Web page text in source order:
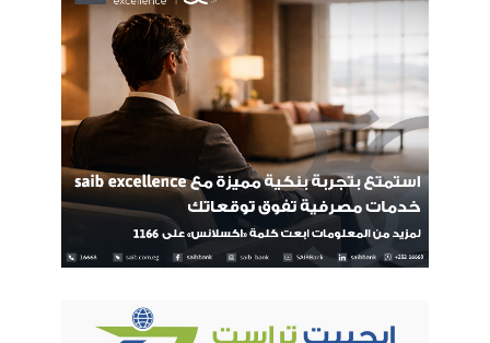
ذكر التحليل أن العقود الذكية تُمثل نقلة نوعية في طريقة إبرام
المعاملات وتنفيذها، إذ جمعت بين التكنولوجيا والالتزام القانوني في
إطار واحد. ومع انتشار استخدامها المتزايد، أصبح من الضروري إبراز
ما تقدمه من مزايا تجعلها خيارًا مفضلًا في العديد من المجالات، حيث
يُوفر استخدامها مجموعة من الفوائد يمكن توضيحها على النحو
-السرعة والكفاءة والدقة: تتميز العقود الذكية بقدرتها على التنفيذ
الفوري بمجرد تحقق الشرط المتفق عليه، نظرًا لاعتمادها على